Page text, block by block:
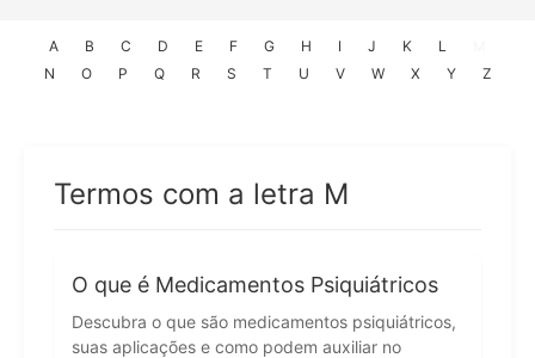
A B C D E F G H I J K L
N
O P Q R S T U V W X Y Z
Termos com a letra M
O que é Medicamentos Psiquiátricos
Descubra o que são medicamentos psiquiátricos,
suas aplicações e como podem auxiliar no